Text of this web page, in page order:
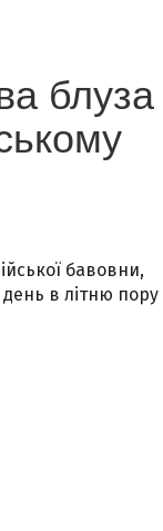
блуза
бавовни,
в літню пору